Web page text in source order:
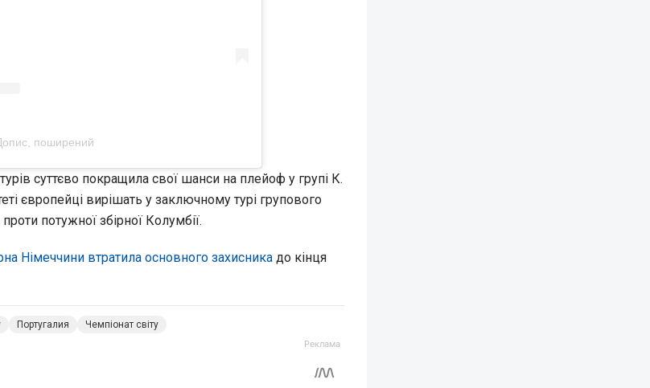
поширений
турів суттєво покращила свої шанси на плейоф у групі К.
європейці вирішать у заключному турі групового
потужної збірної Колумбії.
Німеччини втратила основного захисника до кінця
Португалия Чемпіонат світу